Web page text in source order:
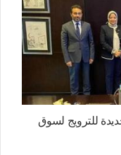
للترويج لسوق